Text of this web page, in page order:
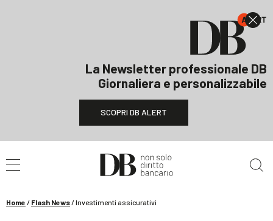
La Newsletter professionale DB
Giornaliera e personalizzabile
SCOPRI DB ALERT
Home / Flash News/Investimenti assicurativi